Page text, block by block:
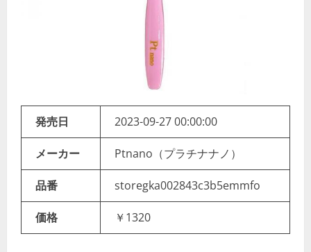
発売日 2023-09-27 00:00:00
メーカー Ptnano（プラチナナノ）
品番 storegka002843c3b5emmfo
価格 ￥1320